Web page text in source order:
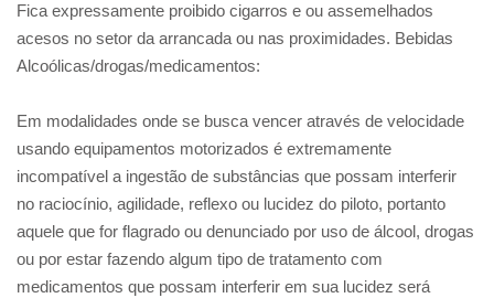
Fica expressamente proibido cigarros e ou assemelhados
acesos no setor da arrancada ou nas proximidades. Bebidas
Alcoólicas/drogas/medicamentos:
Em modalidades onde se busca vencer através de velocidade
usando equipamentos motorizados é extremamente
incompatível a ingestão de substâncias que possam interferir
no raciocínio, agilidade, reflexo ou lucidez do piloto, portanto
aquele que for flagrado ou denunciado por uso de álcool, drogas
ou por estar fazendo algum tipo de tratamento com
medicamentos que possam interferir em sua lucidez será